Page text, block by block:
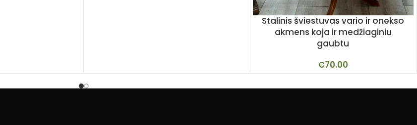
Stalinis šviestuvas vario ir onekso
akmens koja ir medžiaginiu
gaubtu
€70.00